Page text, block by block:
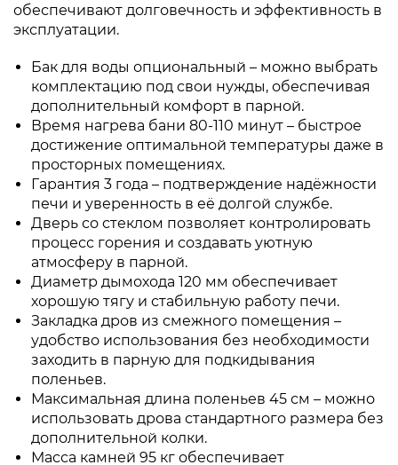
обеспечивают долговечность и эффективность в
эксплуатации.
Бак для воды опциональный – можно выбрать
комплектацию под свои нужды, обеспечивая
дополнительный комфорт в парной.
Время нагрева бани 80-110 минут – быстрое
достижение оптимальной температуры даже в
просторных помещениях.
Гарантия 3 года – подтверждение надёжности
печи и уверенность в её долгой службе.
Дверь со стеклом позволяет контролировать
процесс горения и создавать уютную
атмосферу в парной.
Диаметр дымохода 120 мм обеспечивает
хорошую тягу и стабильную работу печи.
Закладка дров из смежного помещения –
удобство использования без необходимости
заходить в парную для подкидывания
поленьев.
Максимальная длина поленьев 45 см – можно
использовать дрова стандартного размера без
дополнительной колки.
Масса камней 95 кг обеспечивает